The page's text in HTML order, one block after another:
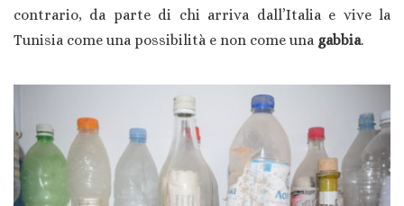
contrario, da parte di chi arriva dall’Italia e vive la
Tunisia come una possibilità e non come una gabbia.